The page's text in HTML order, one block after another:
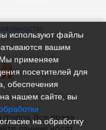
Все права
используют файлы
вашим
применяем
посетителей для
обеспечения
на нашем сайте, вы
на обработку